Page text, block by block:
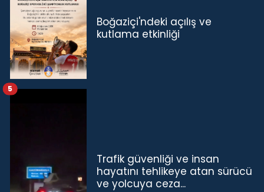
Boğaziçi'ndeki açılış ve
kutlama etkinliği
Trafik güvenliği ve insan
hayatını tehlikeye atan sürücü
ve yolcuya ceza...
5